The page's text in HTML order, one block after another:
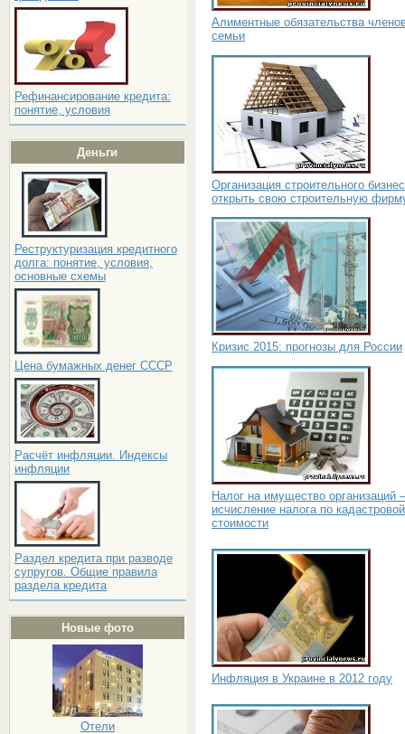
Рефинансирование кредита:
понятие, условия
Деньги
Реструктуризация кредитного
долга: понятие, условия,
основные схемы
Цена бумажных денег СССР
Расчёт инфляции. Индексы
инфляции
Раздел кредита при разводе
супругов. Общие правила
раздела кредита
Новые фото
Отели
Алиментные обязательства
семьи
Организация строительного
открыть свою строительную
Кризис 2015: прогнозы для России
Налог на имущество организаций –
исчисление налога по кадастровой
стоимости
Инфляция в Украине в 2012 году